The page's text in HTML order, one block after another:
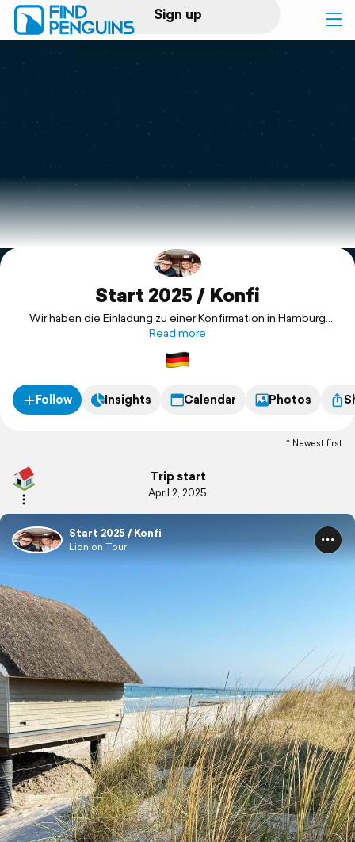
Sign up
Log in
Print a book
Flyover video
Explore
SupportStart 2025 / Konfi
Wir haben die Einladung zu einer Konfirmation in Hamburg
kurzerhand mit einer ersten Ausfahrt verbunden und einen
Abstecher nach Scharbeutz gemacht.
Read more
Follow Insights Calendar Photos
Newest first
Trip start
April 2, 2025
Start 2025 / Konfi
Lion on Tour